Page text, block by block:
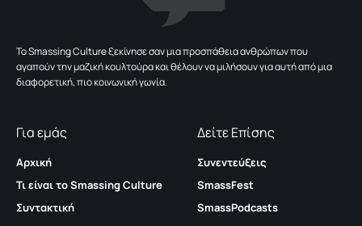
To Smassing Culture ξεκίνησε σαν μια προσπάθεια ανθρώπων που
αγαπούν την μαζική κουλτούρα και θέλουν να μιλήσουν για αυτή από μια
διαφορετική, πιο κοινωνική γωνία.
Για εμάς
Αρχική
Τι είναι το Smassing Culture
Συντακτική
Δείτε Επίσης
Συνεντεύξεις
SmassFest
SmassPodcasts